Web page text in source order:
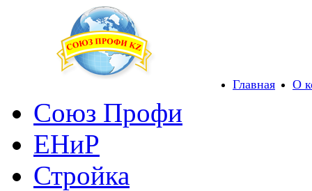
Главная О
Союз Профи
ЕНиР
Стройка